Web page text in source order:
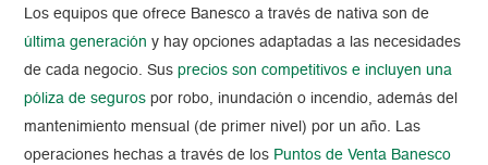
Los equipos que ofrece Banesco a través de nativa son de
última generación y hay opciones adaptadas a las necesidades
de cada negocio. Susprecios son competitivos e incluyen una
póliza de seguros por robo, inundación o incendio, además del
mantenimiento mensual (de primer nivel) por un año. Las
operaciones hechas a través de los Puntos de Venta Banesco